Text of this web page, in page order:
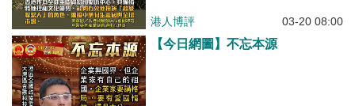
港人博評 03-20 08:00
【今日網圖】不忘本源